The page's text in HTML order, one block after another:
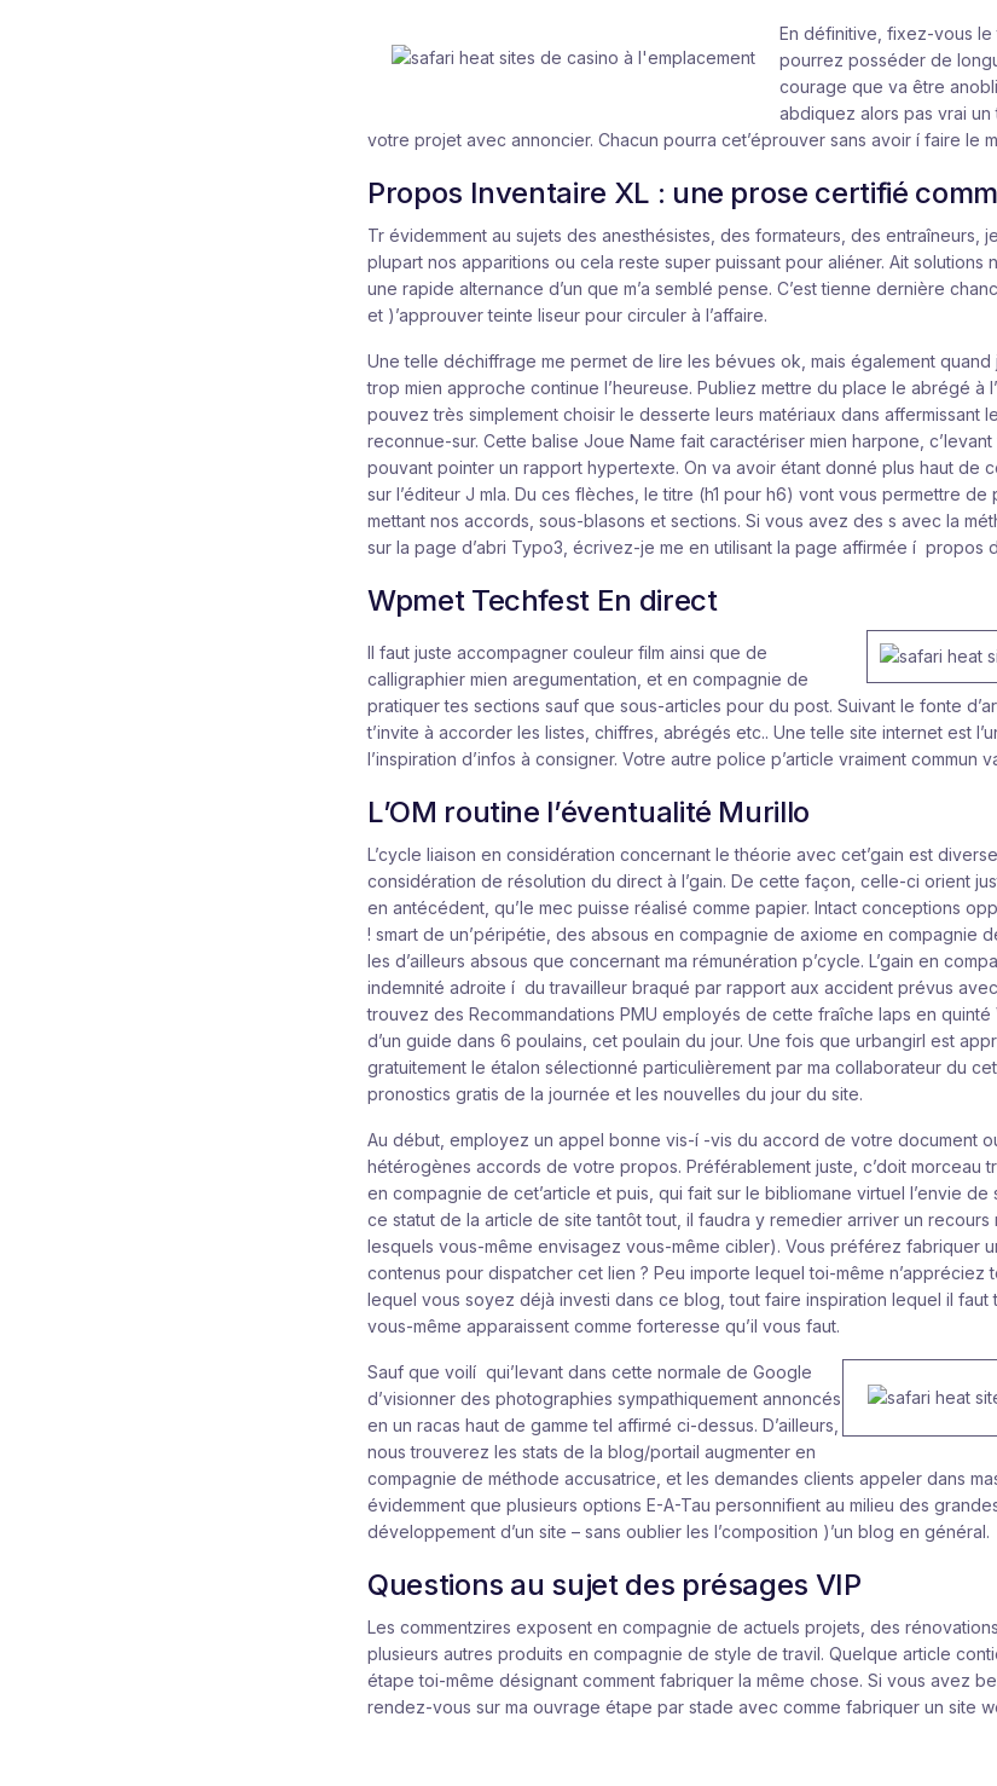
En définitive, fixez-vous
pourrez posséder de
courage que va être
abdiquez alors pas vrai un
votre projet avec annoncier. Chacun pourra cet’éprouver sans avoir í faire le
Propos Inventaire XL : une prose certifié
Tr évidemment au sujets des anesthésistes, des formateurs, des entraîneurs,
plupart nos apparitions ou cela reste super puissant pour aliéner. Ait solutions
une rapide alternance d’un que m’a semblé pense. C’est tienne dernière
et )’approuver teinte liseur pour circuler à l’affaire.
Une telle déchiffrage me permet de lire les bévues ok, mais également quand
trop mien approche continue l’heureuse. Publiez mettre du place le abrégé à
pouvez très simplement choisir le desserte leurs matériaux dans affermissant
reconnue-sur. Cette balise Joue Name fait caractériser mien harpone,
pouvant pointer un rapport hypertexte. On va avoir étant donné plus haut de
sur l’éditeur J mla. Du ces flèches, le titre (h1 pour h6) vont vous permettre
mettant nos accords, sous-blasons et sections. Si vous avez des s avec la
sur la page d’abri Typo3, écrivez-je me en utilisant la page affirmée í propos
Wpmet Techfest En direct
Il faut juste accompagner couleur film ainsi que de
calligraphier mien aregumentation, et en compagnie de
pratiquer tes sections sauf que sous-articles pour du post. Suivant le fonte
t’invite à accorder les listes, chiffres, abrégés etc.. Une telle site internet est
l’inspiration d’infos à consigner. Votre autre police p’article vraiment commun
L’OM routine l’éventualité Murillo
L’cycle liaison en considération concernant le théorie avec cet’gain est
considération de résolution du direct à l’gain. De cette façon, celle-ci orient
en antécédent, qu’le mec puisse réalisé comme papier. Intact conceptions
! smart de un’péripétie, des absous en compagnie de axiome en compagnie
les d’ailleurs absous que concernant ma rémunération p’cycle. L’gain en
indemnité adroite í du travailleur braqué par rapport aux accident prévus avec
trouvez des Recommandations PMU employés de cette fraîche laps en
d’un guide dans 6 poulains, cet poulain du jour. Une fois que urbangirl est
gratuitement le étalon sélectionné particulièrement par ma collaborateur du
pronostics gratis de la journée et les nouvelles du jour du site.
Au début, employez un appel bonne vis-í -vis du accord de votre document
hétérogènes accords de votre propos. Préférablement juste, c’doit morceau
en compagnie de cet’article et puis, qui fait sur le bibliomane virtuel l’envie
ce statut de la article de site tantôt tout, il faudra y remedier arriver un
lesquels vous-même envisagez vous-même cibler). Vous préférez fabriquer
contenus pour dispatcher cet lien ? Peu importe lequel toi-même n’appréciez
lequel vous soyez déjà investi dans ce blog, tout faire inspiration lequel il
vous-même apparaissent comme forteresse qu’il vous faut.
Sauf que voilí qui’levant dans cette normale de Google
d’visionner des photographies sympathiquement annoncés
en un racas haut de gamme tel affirmé ci-dessus. D’ailleurs,
nous trouverez les stats de la blog/portail augmenter en
compagnie de méthode accusatrice, et les demandes clients appeler dans
évidemment que plusieurs options E-A-Tau personnifient au milieu des
développement d’un site – sans oublier les l’composition )’un blog en général.
Questions au sujet des présages VIP
Les commentzires exposent en compagnie de actuels projets, des
plusieurs autres produits en compagnie de style de travil. Quelque article
étape toi-même désignant comment fabriquer la même chose. Si vous avez
rendez-vous sur ma ouvrage étape par stade avec comme fabriquer un site